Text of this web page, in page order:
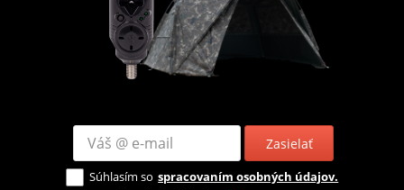
Zasielať
Súhlasím so spracovaním osobných údajov.